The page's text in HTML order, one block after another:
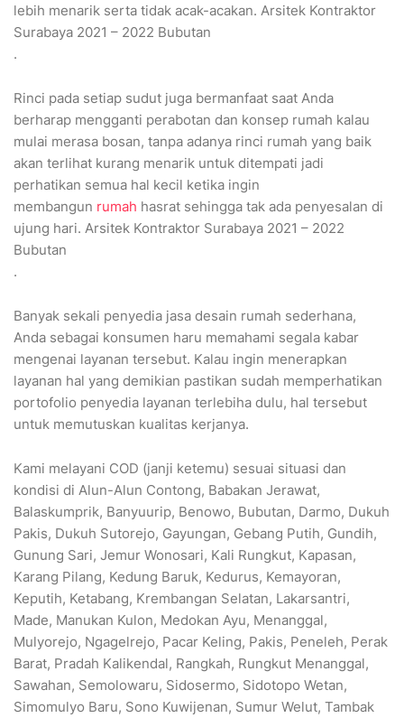
lebih menarik serta tidak acak-acakan. Arsitek Kontraktor
Surabaya 2021 – 2022 Bubutan
.
Rinci pada setiap sudut juga bermanfaat saat Anda
berharap mengganti perabotan dan konsep rumah kalau
mulai merasa bosan, tanpa adanya rinci rumah yang baik
akan terlihat kurang menarik untuk ditempati jadi
perhatikan semua hal kecil ketika ingin
membangun rumah hasrat sehingga tak ada penyesalan di
ujung hari. Arsitek Kontraktor Surabaya 2021 – 2022
Bubutan
.
Banyak sekali penyedia jasa desain rumah sederhana,
Anda sebagai konsumen haru memahami segala kabar
mengenai layanan tersebut. Kalau ingin menerapkan
layanan hal yang demikian pastikan sudah memperhatikan
portofolio penyedia layanan terlebiha dulu, hal tersebut
untuk memutuskan kualitas kerjanya.
Kami melayani COD (janji ketemu) sesuai situasi dan
kondisi di Alun-Alun Contong, Babakan Jerawat,
Balaskumprik, Banyuurip, Benowo, Bubutan, Darmo, Dukuh
Pakis, Dukuh Sutorejo, Gayungan, Gebang Putih, Gundih,
Gunung Sari, Jemur Wonosari, Kali Rungkut, Kapasan,
Karang Pilang, Kedung Baruk, Kedurus, Kemayoran,
Keputih, Ketabang, Krembangan Selatan, Lakarsantri,
Made, Manukan Kulon, Medokan Ayu, Menanggal,
Mulyorejo, Ngagelrejo, Pacar Keling, Pakis, Peneleh, Perak
Barat, Pradah Kalikendal, Rangkah, Rungkut Menanggal,
Sawahan, Semolowaru, Sidosermo, Sidotopo Wetan,
Simomulyo Baru, Sono Kuwijenan, Sumur Welut, Tambak